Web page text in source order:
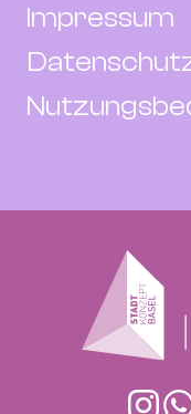
Impressum